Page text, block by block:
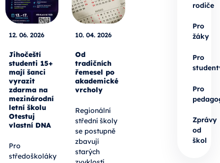
12. 06. 2026
Jihočeští
studenti 15+
mají šanci
vyrazit
zdarma na
mezinárodní
letní školu
Otestuj
vlastní DNA
Pro
středoškoláky
10. 04. 2026
Od
tradičních
řemesel po
akademické
vrcholy
Regionální
střední školy
se postupně
zbavují
starých
rodiče
Pro
žáky
Pro
Pro
Zprávy
od
škol